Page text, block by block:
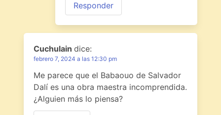
Responder
Cuchulain dice:
febrero 7, 2024 a las 12:30 pm
Me parece que el Babaouo de Salvador
Dalí es una obra maestra incomprendida.
¿Alguien más lo piensa?